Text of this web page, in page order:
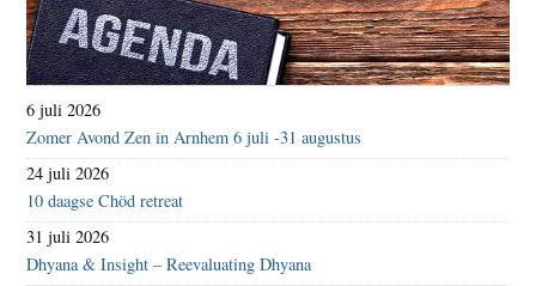
6 juli 2026
Zomer Avond Zen in Arnhem 6 juli -31 augustus
24 juli 2026
10 daagse Chöd retreat
31 juli 2026
Dhyana & Insight – Reevaluating Dhyana